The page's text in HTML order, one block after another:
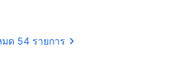
มด 54 รายการ